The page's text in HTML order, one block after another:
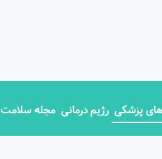
پزشکی رژیم درمانی مجله سلامت